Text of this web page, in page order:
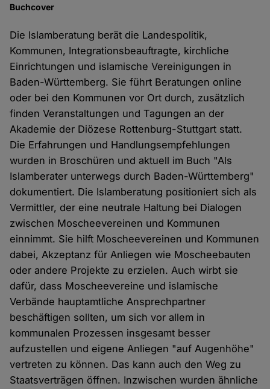
Buchcover
Die Islamberatung berät die Landespolitik,
Kommunen, Integrationsbeauftragte, kirchliche
Einrichtungen und islamische Vereinigungen in
Baden-Württemberg. Sie führt Beratungen online
oder bei den Kommunen vor Ort durch, zusätzlich
finden Veranstaltungen und Tagungen an der
Akademie der Diözese Rottenburg-Stuttgart statt.
Die Erfahrungen und Handlungsempfehlungen
wurden in Broschüren und aktuell im Buch "Als
Islamberater unterwegs durch Baden-Württemberg"
dokumentiert. Die Islamberatung positioniert sich als
Vermittler, der eine neutrale Haltung bei Dialogen
zwischen Moscheevereinen und Kommunen
einnimmt. Sie hilft Moscheevereinen und Kommunen
dabei, Akzeptanz für Anliegen wie Moscheebauten
oder andere Projekte zu erzielen. Auch wirbt sie
dafür, dass Moscheevereine und islamische
Verbände hauptamtliche Ansprechpartner
beschäftigen sollten, um sich vor allem in
kommunalen Prozessen insgesamt besser
aufzustellen und eigene Anliegen "auf Augenhöhe"
vertreten zu können. Das kann auch den Weg zu
Staatsverträgen öffnen. Inzwischen wurden ähnliche